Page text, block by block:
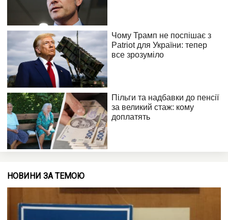
НОВИНИ ЗА ТЕМОЮ